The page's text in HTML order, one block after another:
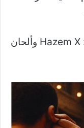
وأغنية “لسه بدري عليه” من كلمات: Hazem X وألحان